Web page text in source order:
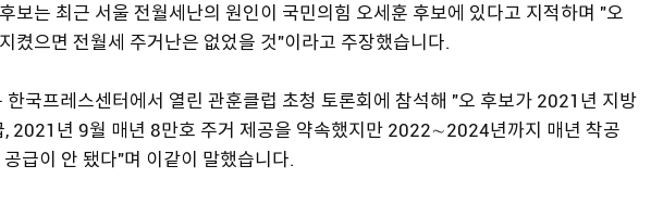
보는 최근 서울 전월세난의 원인이 국민의힘 오세훈 후보에 있다고 지적하며 "오
켰으면 전월세 주거난은 없었을 것"이라고 주장했습니다.
국프레스센터에서 열린 관훈클럽 초청 토론회에 참석해 "오 후보가 2021년 지방
, 2021년 9월 매년 8만호 주거 제공을 약속했지만 2022∼2024년까지 매년 착공
급이 안 됐다"며 이같이 말했습니다.